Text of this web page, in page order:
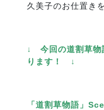
久美子のお仕置き
↓ 今回の道割草物
ります！ ↓
「道割草物語」